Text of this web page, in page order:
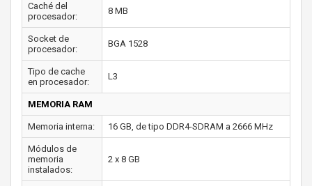
Caché del
procesador:
8 MB
Socket de
procesador:
BGA 1528
Tipo de cache
en procesador:
L3
MEMORIA RAM
Memoria interna: 16 GB, de tipo DDR4-SDRAM a 2666 MHz
Módulos de
memoria
instalados:
2 x 8 GB